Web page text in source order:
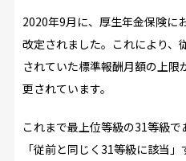
2020年9月に、厚生年金保険に
改定されました。これにより、
されていた標準報酬月額の上
更されています。
これまで最上位等級の31等級
「従前と同じく31等級に該当